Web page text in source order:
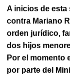
A inicios de esta
contra Mariano
orden jurídico,
dos hijos
Por el momento
por parte del